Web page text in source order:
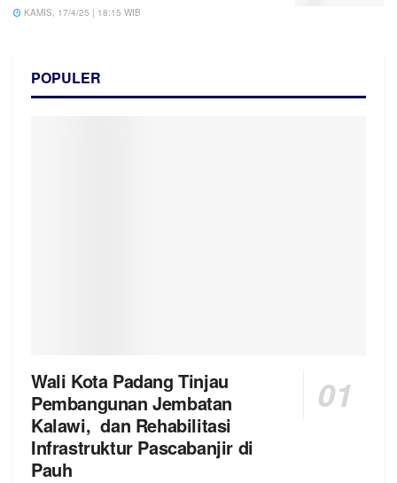
KAMIS, 17/4/25 | 18:15 WIB
POPULER
Wali Kota Padang Tinjau
Pembangunan Jembatan
Kalawi, dan Rehabilitasi
Infrastruktur Pascabanjir di
Pauh